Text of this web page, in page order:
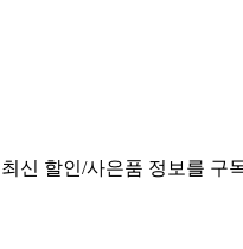
신 할인/사은품 정보를 구